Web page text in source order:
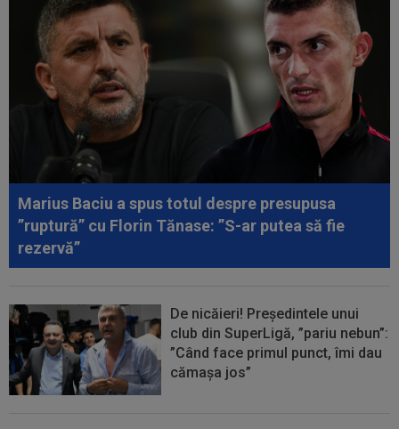
Marius Baciu a spus totul despre presupusa
”ruptură” cu Florin Tănase: ”S-ar putea să fie
rezervă”
De nicăieri! Președintele unui
club din SuperLigă, ”pariu nebun”:
”Când face primul punct, îmi dau
cămașa jos”